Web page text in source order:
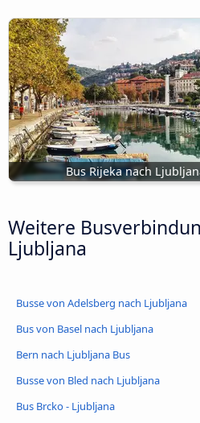
Bus Rijeka nach
Weitere
Ljubljana
Busse von Adelsberg nach Ljubljana
Bus von Basel nach Ljubljana
Bern nach Ljubljana Bus
Busse von Bled nach Ljubljana
Bus Brcko - Ljubljana